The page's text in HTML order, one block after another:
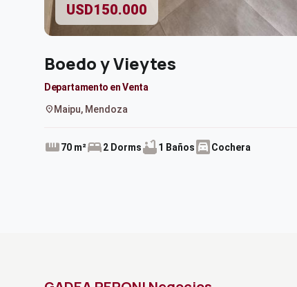
USD150.000
Boedo y Vieytes
Departamento en Venta
location_on Maipu, Mendoza
straighten70 m²bed2 Dormsbathtub1 Baños garage Cochera